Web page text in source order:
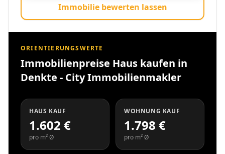
Immobilie bewerten lassen
ORIENTIERUNGSWERTE
Immobilienpreise Haus kaufen in
Denkte - City Immobilienmakler
HAUS KAUF
1.602 €
pro m² Ø
WOHNUNG KAUF
1.798 €
pro m² Ø